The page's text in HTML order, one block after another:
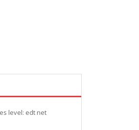
level: edt net